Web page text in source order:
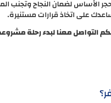
الأساس لضمان النجاح وتجنب
على اتخاذ قرارات مستنيرة.
التواصل معنا لبدء رحلة